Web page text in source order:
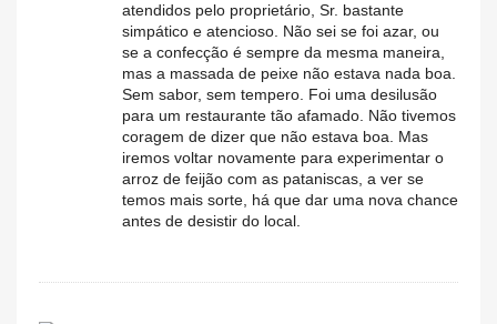
atendidos pelo proprietário, Sr. bastante
simpático e atencioso. Não sei se foi azar, ou
se a confecção é sempre da mesma maneira,
mas a massada de peixe não estava nada boa.
Sem sabor, sem tempero. Foi uma desilusão
para um restaurante tão afamado. Não tivemos
coragem de dizer que não estava boa. Mas
iremos voltar novamente para experimentar o
arroz de feijão com as pataniscas, a ver se
temos mais sorte, há que dar uma nova chance
antes de desistir do local.